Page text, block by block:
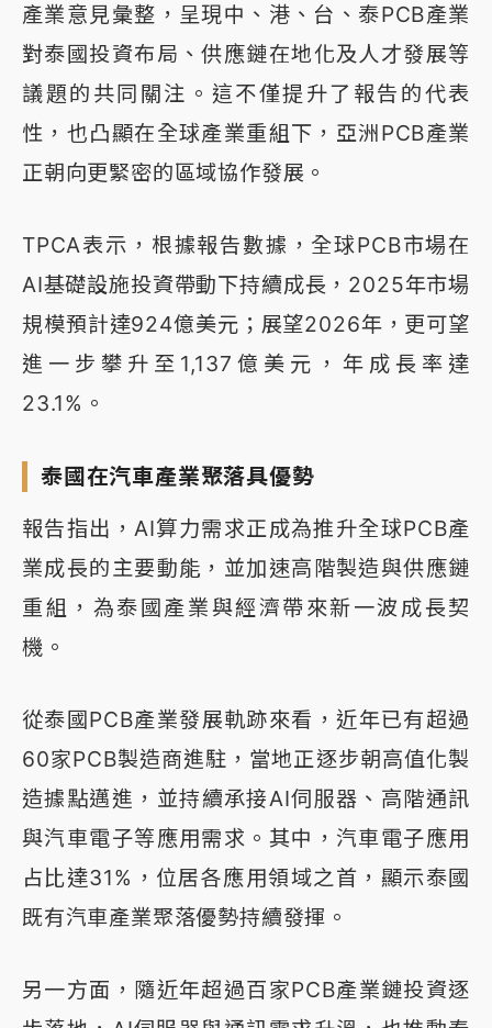
產業意見彙整，呈現中、港、台、泰PCB產業
對泰國投資布局、供應鏈在地化及人才發展等
議題的共同關注。這不僅提升了報告的代表
性，也凸顯在全球產業重組下，亞洲PCB產業
正朝向更緊密的區域協作發展。
TPCA表示，根據報告數據，全球PCB市場在
AI基礎設施投資帶動下持續成長，2025年市場
規模預計達924億美元；展望2026年，更可望
進一步攀升至1,137億美元，年成長率達
23.1%。
泰國在汽車產業聚落具優勢
報告指出，AI算力需求正成為推升全球PCB產
業成長的主要動能，並加速高階製造與供應鏈
重組，為泰國產業與經濟帶來新一波成長契
機。
從泰國PCB產業發展軌跡來看，近年已有超過
60家PCB製造商進駐，當地正逐步朝高值化製
造據點邁進，並持續承接AI伺服器、高階通訊
與汽車電子等應用需求。其中，汽車電子應用
占比達31%，位居各應用領域之首，顯示泰國
既有汽車產業聚落優勢持續發揮。
另一方面，隨近年超過百家PCB產業鏈投資逐